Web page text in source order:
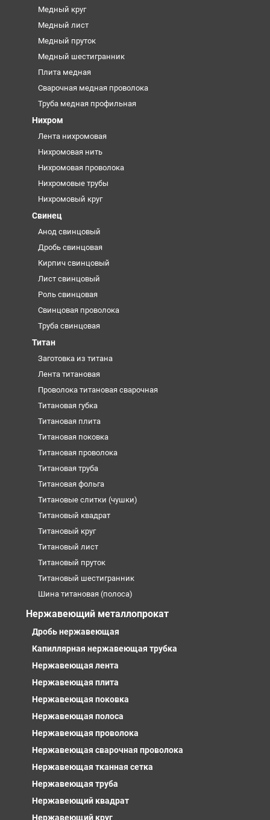
Медный круг
Медный лист
Медный пруток
Медный шестигранник
Плита медная
Сварочная медная проволока
Труба медная профильная
Нихром
Лента нихромовая
Нихромовая нить
Нихромовая проволока
Нихромовые трубы
Нихромовый круг
Свинец
Анод свинцовый
Дробь свинцовая
Кирпич свинцовый
Лист свинцовый
Роль свинцовая
Свинцовая проволока
Труба свинцовая
Титан
Заготовка из титана
Лента титановая
Проволока титановая сварочная
Титановая губка
Титановая плита
Титановая поковка
Титановая проволока
Титановая труба
Титановая фольга
Титановые слитки (чушки)
Титановый квадрат
Титановый круг
Титановый лист
Титановый пруток
Титановый шестигранник
Шина титановая (полоса)
Нержавеющий металлопрокат
Дробь нержавеющая
Капиллярная нержавеющая трубка
Нержавеющая лента
Нержавеющая плита
Нержавеющая поковка
Нержавеющая полоса
Нержавеющая проволока
Нержавеющая сварочная проволока
Нержавеющая тканная сетка
Нержавеющая труба
Нержавеющий квадрат
Нержавеющий круг